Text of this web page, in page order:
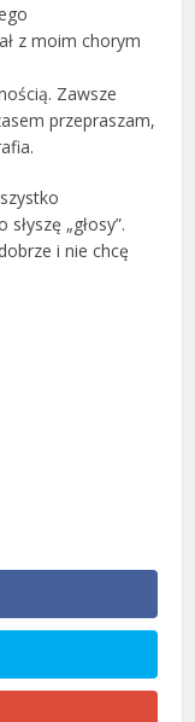
z moim chorym
Zawsze
przepraszam,
„głosy”.
i nie chcę